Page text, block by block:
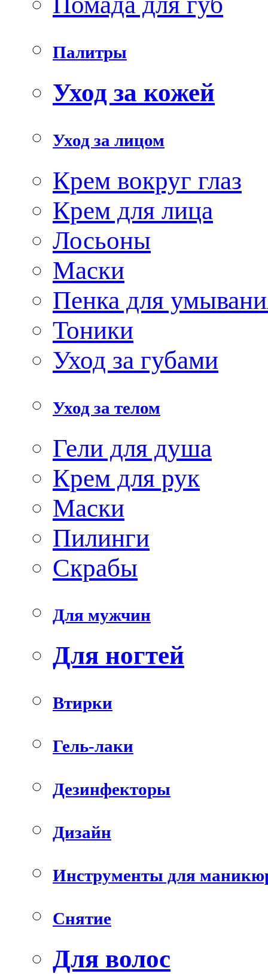
Палитры
Уход за кожей
Уход за лицом
Крем вокруг глаз
Крем для лица
Лосьоны
Маски
Пенка для
Тоники
Уход за губами
Уход за телом
Гели для душа
Крем для рук
Маски
Пилинги
Скрабы
Для мужчин
Для ногтей
Втирки
Гель-лаки
Дезинфекторы
Дизайн
Инструменты для
Снятие
Для волос